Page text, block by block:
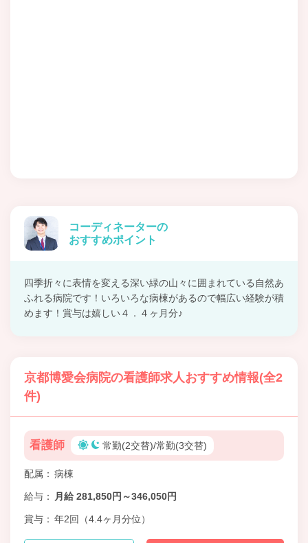
コーディネーターの
おすすめポイント
四季折々に表情を変える深い緑の山々に囲まれている自然あ
ふれる病院です！いろいろな病棟があるので幅広い経験が積
めます！賞与は嬉しい４．４ヶ月分♪
京都博愛会病院の看護師求人おすすめ情報(全2
件)
看護師 常勤(2交替)/常勤(3交替)
配属 病棟
給与 月給 281,850円～346,050円
賞与 年2回（4.4ヶ月分位）